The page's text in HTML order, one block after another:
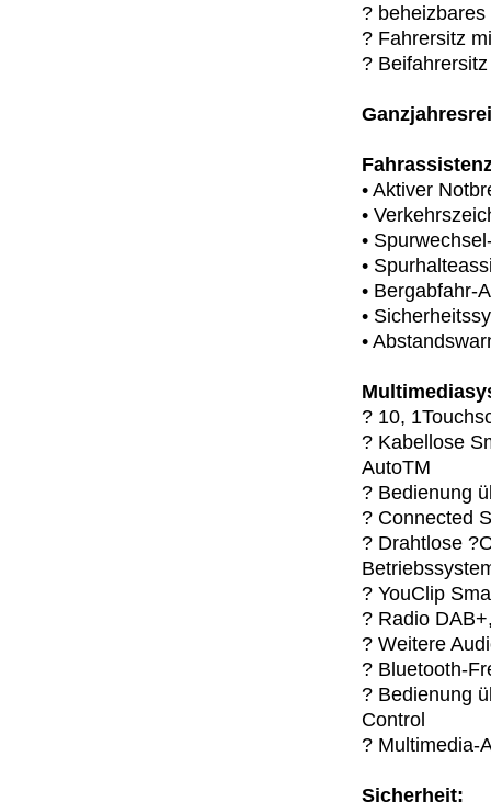
? beheizbares
? Fahrersitz
?
• Aktiver
•
•
•
• Bergabfahr-
•
•
? 10,
? Kabellose
AutoTM
? Bedienung
? Connected
? Drahtlose
? YouClip
? Radio
? Weitere
? Bluetooth-
? Bedienung
Control
? Multimedia-
Sicherheit: